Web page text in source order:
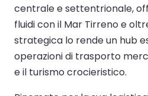
centrale e settentrionale,
fluidi con il Mar Tirreno e
strategica lo rende un hub
operazioni di trasporto
e il turismo crocieristico.